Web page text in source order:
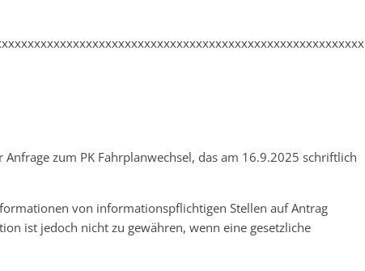
zum PK Fahrplanwechsel, das am 16.9.2025 schriftlich
von informationspflichtigen Stellen auf Antrag
ist jedoch nicht zu gewähren, wenn eine gesetzliche